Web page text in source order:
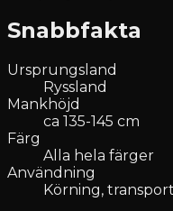
Snabbfakta
Ursprungsland
Ryssland
Mankhöjd
ca 135-145 cm
Färg
Alla hela färger
Användning
Körning,